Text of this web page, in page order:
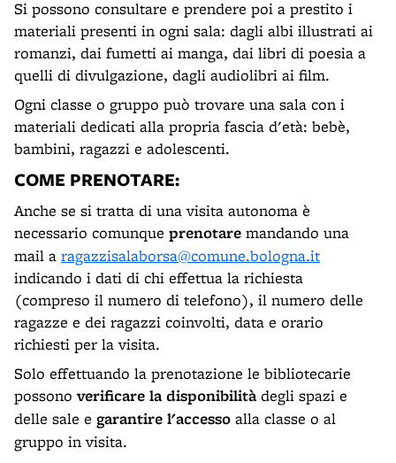
Si possono consultare e prendere poi a prestito i
materiali presenti in ogni sala: dagli albi illustrati ai
romanzi, dai fumetti ai manga, dai libri di poesia a
quelli di divulgazione, dagli audiolibri ai film.
Ogni classe o gruppo può trovare una sala con i
materiali dedicati alla propria fascia d'età: bebè,
bambini, ragazzi e adolescenti.
COME PRENOTARE:
Anche se si tratta di una visita autonoma è
necessario comunque prenotare mandando una
mail a ragazzisalaborsa@comune.bologna.it
indicando i dati di chi effettua la richiesta
(compreso il numero di telefono), il numero delle
ragazze e dei ragazzi coinvolti, data e orario
richiesti per la visita.
Solo effettuando la prenotazione le bibliotecarie
possonoverificare la disponibilitàdegli spazi e
delle sale e garantire l'accesso alla classe o al
gruppo in visita.